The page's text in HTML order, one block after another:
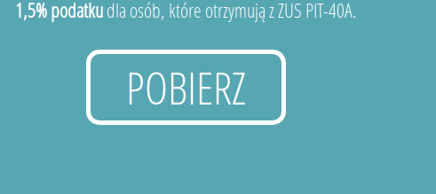
1,5% podatkudla osób, które otrzymują z ZUS PIT-40A.
POBIERZ